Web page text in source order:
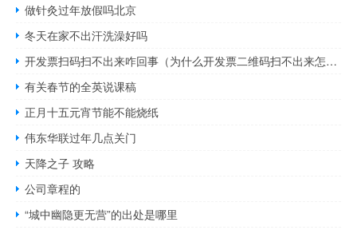
做针灸过年放假吗北京
冬天在家不出汗洗澡好吗
开发票扫码扫不出来咋回事（为什么开发票二维码扫不出来怎么办）
有关春节的全英说课稿
正月十五元宵节能不能烧纸
伟东华联过年几点关门
天降之子 攻略
公司章程的
“城中幽隐更无营”的出处是哪里